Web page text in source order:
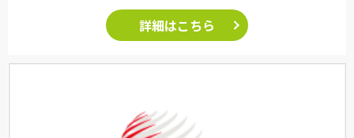
詳細はこちら